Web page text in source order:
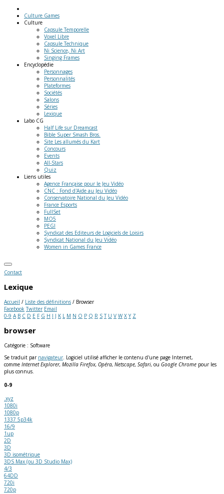
Culture Games
Culture
Capsule Temporelle
Voxel Libre
Capsule Technique
Ni Science, Ni Art
Singing Frames
Encyclopédie
Personnages
Personnalités
Plateformes
Sociétés
Salons
Séries
Lexique
Labo CG
Half Life sur Dreamcast
Bible Super Smash Bros.
Site Les allumés du Kart
Concours
Events
All-Stars
Quiz
Liens utiles
Agence Française pour le Jeu Vidéo
CNC : Fond d'Aide au Jeu Vidéo
Conservatoire National du Jeu Vidéo
France Esports
FullSet
MO5
PEGI
Syndicat des Editeurs de Logiciels de Loisirs
Syndicat National du Jeu Vidéo
Women in Games France
Contact
Lexique
Accueil / Liste des définitions / Browser
Facebook Twitter Email
0-9 A B C D E F G H I J K L M N O P Q R S T U V W X Y Z
browser
Catégorie : Software
Se traduit par navigateur . Logiciel utilisé afficher le contenu d'une page Internet,
comme Internet Explorer, Mozilla Firefox, Opéra, Netscape, Safari, ou Google Chrome pour les
plus connus.
0-9
.xyz
1080i
1080p
1337 5p34k
16/9
1up
2D
3D
3D isométrique
3DS Max (ou 3D Studio Max)
4/3
64DD
720i
720p